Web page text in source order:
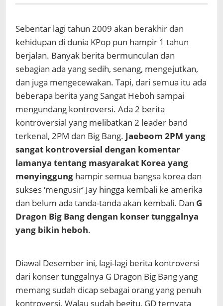
Koreanindo
Sebentar lagi tahun 2009 akan berakhir dan
kehidupan di dunia KPop pun hampir 1 tahun
berjalan. Banyak berita bermunculan dan
sebagian ada yang sedih, senang, mengejutkan,
dan juga mengecewakan. Tapi, dari semua itu ada
beberapa berita yang Sangat Heboh sampai
mengundang kontroversi. Ada 2 berita
kontroversial yang melibatkan 2 leader band
terkenal, 2PM dan Big Bang. Jaebeom 2PM yang
sangat kontroversial dengan komentar
lamanya tentang masyarakat Korea yang
menyinggung hampir semua bangsa korea dan
sukses ‘mengusir’ Jay hingga kembali ke amerika
dan belum ada tanda-tanda akan kembali. Dan G
Dragon Big Bang dengan konser tunggalnya
yang bikin heboh.
Diawal Desember ini, lagi-lagi berita kontroversi
dari konser tunggalnya G Dragon Big Bang yang
memang sudah dicap sebagai orang yang penuh
kontroversi. Walau sudah begitu, GD ternyata